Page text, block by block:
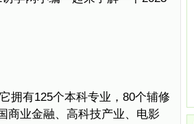
拥有125个本科专业，80个辅修
商业金融、高科技产业、电影